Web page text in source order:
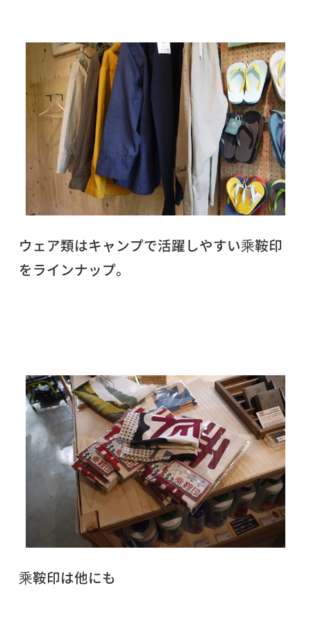
ウェア類はキャンプで活躍しやすい乘鞍印
をラインナップ。
乘鞍印は他にも